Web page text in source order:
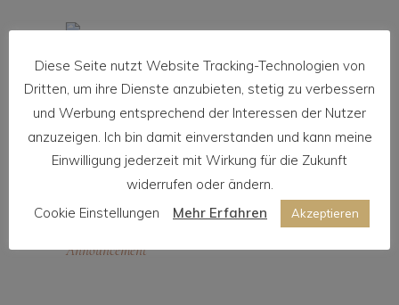
Announcement
Announcement
Diese Seite nutzt Website Tracking-Technologien von
Dritten, um ihre Dienste anzubieten, stetig zu verbessern
und Werbung entsprechend der Interessen der Nutzer
anzuzeigen. Ich bin damit einverstanden und kann meine
Einwilligung jederzeit mit Wirkung für die Zukunft
widerrufen oder ändern.
Cookie Einstellungen
Mehr Erfahren Akzeptieren